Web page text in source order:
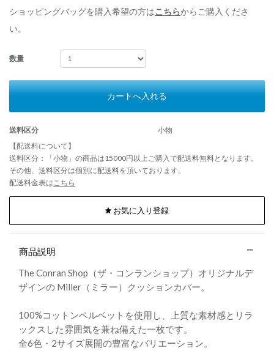
ショッピングバッグを購入希望の方はこちらからご購入くださ
い。
数量
カートへ入れる
送料区分
小物
【配送料について】
送料区分：「小物」の商品は15000円以上ご購入で配送料無料となります。
その他、送料区分は個別に配送料を頂いております。
配送料金表は こちら
お気に入り登録
商品説明
The Conran Shop（ザ・コンランショップ）オリジナルデ
ザインの Miller（ミラー）クッションカバー。
100%コットンベルベットを使用し、上質な素材感とリラ
ックスした雰囲気を兼ね備えた一枚です。
全6色・2サイズ展開の豊富なバリエーション。